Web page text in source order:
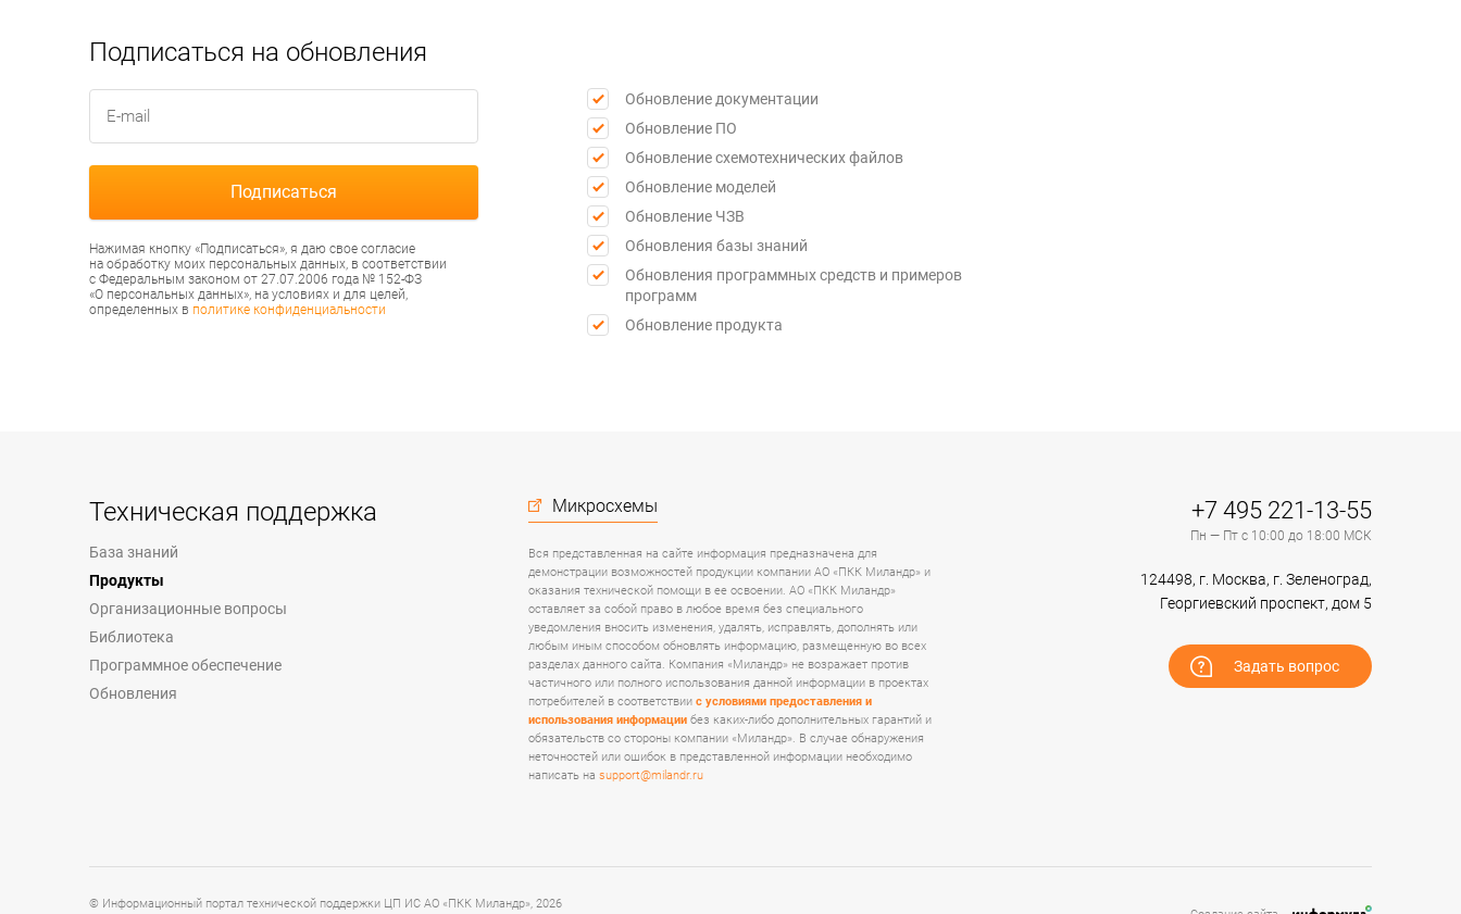
Подписаться на обновления
Обновление документации
Обновление ПО
Обновление схемотехнических файлов
Обновление моделей
Обновление ЧЗВ
Обновления базы знаний
Обновления программных средств и примеров
программ
Обновление продукта
Нажимая кнопку «Подписаться», я даю свое согласие
на обработку моих персональных данных, в соответствии
с Федеральным законом от 27.07.2006 года № 152-ФЗ
«О персональных данных», на условиях и для целей,
определенных в политике конфиденциальности
Техническая поддержка
База знаний
Продукты
Организационные вопросы
Библиотека
Программное обеспечение
Обновления
Микросхемы
Вся представленная на сайте информация предназначена для
демонстрации возможностей продукции компании АО «ПКК Миландр» и
оказания технической помощи в ее освоении. АО «ПКК Миландр»
оставляет за собой право в любое время без специального
уведомления вносить изменения, удалять, исправлять, дополнять или
любым иным способом обновлять информацию, размещенную во всех
разделах данного сайта. Компания «Миландр» не возражает против
частичного или полного использования данной информации в проектах
потребителей в соответствии с условиями предоставления и
использования информации без каких-либо дополнительных гарантий и
обязательств со стороны компании «Миландр». В случае обнаружения
неточностей или ошибок в представленной информации необходимо
написать на support@milandr.ru
+7 495 221-13-55
Пн — Пт с 10:00 до 18:00 МСК
124498, г. Москва, г. Зеленоград,
Георгиевский проспект, дом 5
Задать вопрос
© Информационный портал технической поддержки ЦП ИС АО «ПКК Миландр», 2026